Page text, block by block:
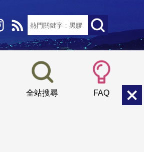
全站搜尋 FAQ
小 中